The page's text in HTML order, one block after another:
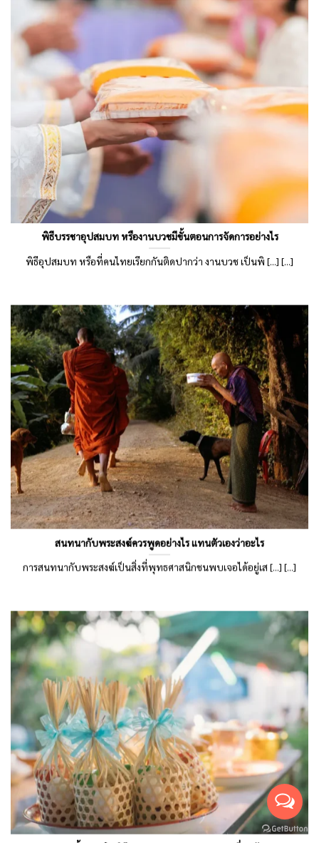
พิธีบรรชาอุปสมบท หรืองานบวชมีขั้นตอนการจัดการอย่างไร
พิธีอุปสมบท หรือที่คนไทยเรียกกันติดปากว่า งานบวช เป็นพิ [...] [...]
สนทนากับพระสงฆ์ควรพูดอย่างไร แทนตัวเองว่าอะไร
การสนทนากับพระสงฆ์เป็นสิ่งที่พุทธศาสนิกชนพบเจอได้อยู่เส [...] [...]